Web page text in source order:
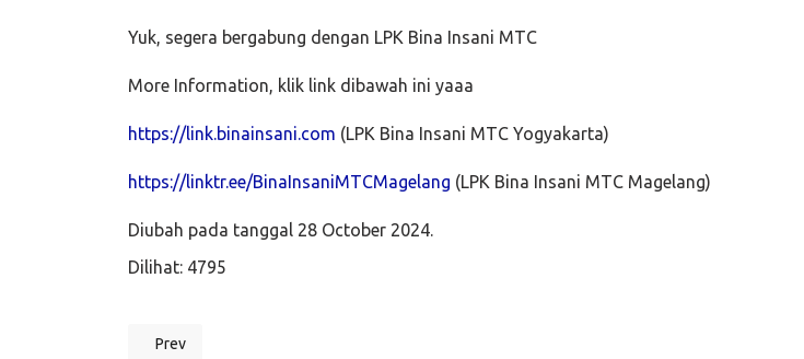
Yuk, segera bergabung dengan LPK Bina Insani MTC
More Information, klik link dibawah ini yaaa
https://link.binainsani.com (LPK Bina Insani MTC Yogyakarta)
https://linktr.ee/BinaInsaniMTCMagelang (LPK Bina Insani MTC Magelang)
Diubah pada tanggal 28 October 2024.
Dilihat: 4795
Previous article: Proses Program Jepang
Prev